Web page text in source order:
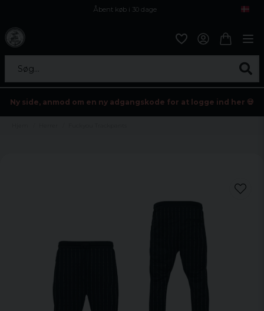
Åbent køb i 30 dage
Søg...
Ny side, anmod om en ny adgangskode for at logge ind her 💀